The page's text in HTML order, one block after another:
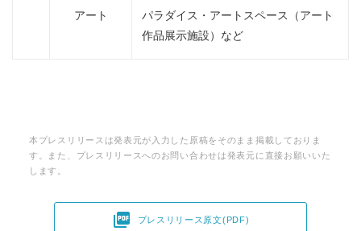
アート
パラダイス・アートスペース（アート
作品展示施設）など
本プレスリリースは発表元が入力した原稿をそのまま掲載しておりま
す。また、プレスリリースへのお問い合わせは発表元に直接お願いいた
します。
 プレスリリース原文(PDF)